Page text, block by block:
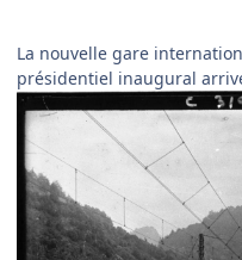
La nouvelle gare
présidentiel inaugural